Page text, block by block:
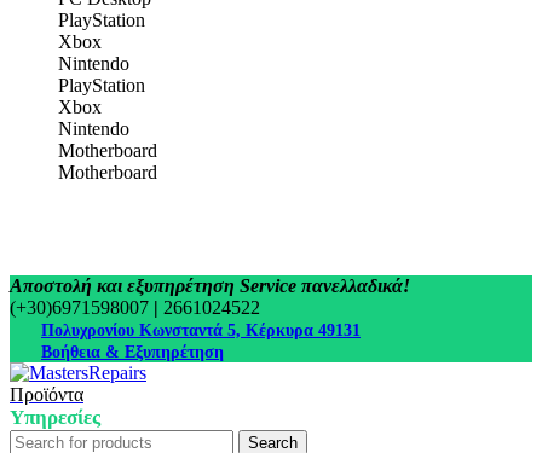
PlayStation
Xbox
Nintendo
PlayStation
Xbox
Nintendo
Motherboard
Motherboard
Αποστολή και εξυπηρέτηση Service πανελλαδικά!
(+30)6971598007 | 2661024522
Πολυχρονίου Κωνσταντά 5, Κέρκυρα 49131
Βοήθεια & Εξυπηρέτηση
Προϊόντα
Υπηρεσίες
Search